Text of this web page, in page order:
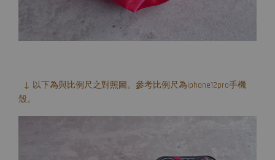
↓ 以下為與比例尺之對照圖。參考比例尺為iphone12pro手機
殼。